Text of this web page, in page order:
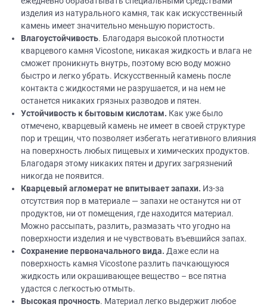
изделия из натурального камня, так как искусственный
камень имеет значительно меньшую пористость.
Влагоустойчивость. Благодаря высокой плотности
кварцевого камня Vicostone, никакая жидкость и влага не
сможет проникнуть внутрь, поэтому всю воду можно
быстро и легко убрать. Искусственный камень после
контакта с жидкостями не разрушается, и на нем не
останется никаких грязных разводов и пятен.
Устойчивость к бытовым кислотам. Как уже было
отмечено, кварцевый камень не имеет в своей структуре
пор и трещин, что позволяет избегать негативного влияния
на поверхность любых пищевых и химических продуктов.
Благодаря этому никаких пятен и других загрязнений
никогда не появится.
Кварцевый агломерат не впитывает запахи. Из-за
отсутствия пор в материале — запахи не останутся ни от
продуктов, ни от помещения, где находится материал.
Можно рассыпать, разлить, размазать что угодно на
поверхности изделия и не чувствовать въевшийся запах.
Сохранение первоначального вида. Даже если на
поверхность камня Vicostone разлить пачкающуюся
жидкость или окрашивающее вещество – все пятна
удастся с легкостью отмыть.
Высокая прочность. Материал легко выдержит любое